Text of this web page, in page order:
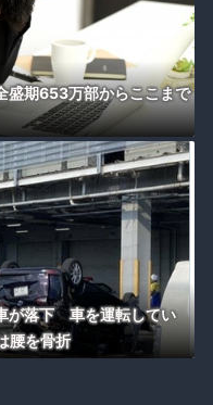
盛期653万部からここまで
が落下 車を運転してい
腰を骨折